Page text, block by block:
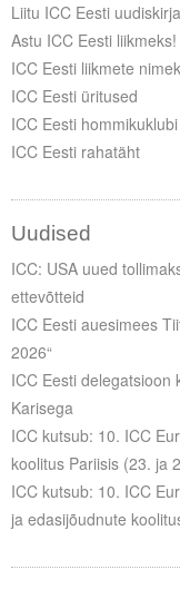
Abimaterjalid
Projektid
Liitu ICC Eesti
Astu ICC Eesti liikmeks!
ICC Eesti liikmete
ICC Eesti üritused
ICC Eesti hommikuklubi
ICC Eesti rahatäht
Uudised
ICC: USA uued
ettevõtteid
ICC Eesti auesimees
2026“
ICC Eesti delegatsioon
Karisega
ICC kutsub: 10. ICC
koolitus Pariisis (23. ja
ICC kutsub: 10. ICC
ja edasijõudnute